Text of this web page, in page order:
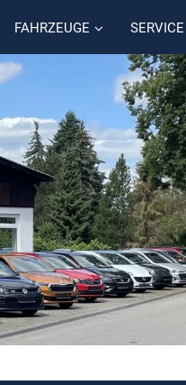
FAHRZEUGE SERVICE